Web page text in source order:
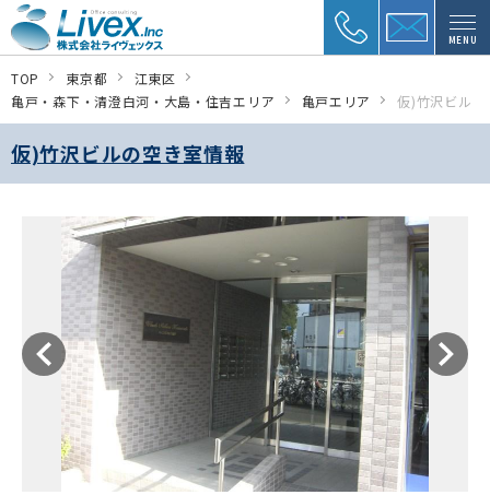
MENU
TOP 東京都
江東区
亀戸・森下・清澄白河・大島・住吉エリア
亀戸エリア 仮)竹沢ビル
仮)竹沢ビルの空き室情報